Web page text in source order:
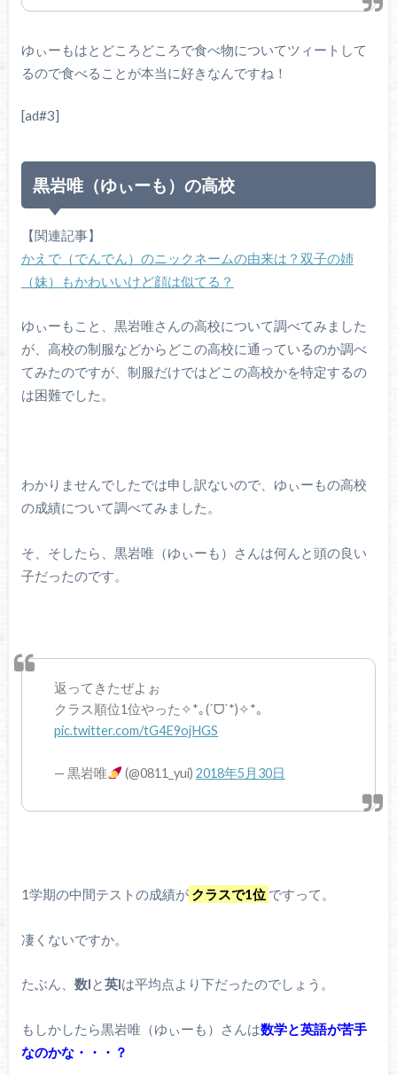
ゆぃーもはとどころどころで食べ物についてツィートして
るので食べることが本当に好きなんですね！
[ad#3]
黒岩唯（ゆぃーも）の高校
【関連記事】
かえで（でんでん）のニックネームの由来は？双子の姉
（妹）もかわいいけど顔は似てる？
ゆぃーもこと、黒岩唯さんの高校について調べてみました
が、高校の制服などからどこの高校に通っているのか調べ
てみたのですが、制服だけではどこの高校かを特定するの
は困難でした。
わかりませんでしたでは申し訳ないので、ゆぃーもの高校
の成績について調べてみました。
そ、そしたら、黒岩唯（ゆぃーも）さんは何んと頭の良い
子だったのです。
返ってきたぜよぉ
クラス順位1位やった✧*｡(ˊᗜˋ*)✧*｡
pic.twitter.com/tG4E9ojHGS
— 黒岩唯 (@0811_yui) 2018年5月30日
1学期の中間テストの成績が クラスで1位 ですって。
凄くないですか。
たぶん、 数Iと英Iは平均点より下だったのでしょう。
もしかしたら黒岩唯（ゆぃーも）さんは数学と英語が苦手
なのかな・・・？